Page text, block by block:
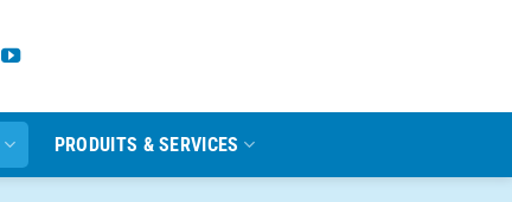
PRODUITS & SERVICES